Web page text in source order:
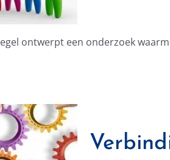
ontwerpt een onderzoek